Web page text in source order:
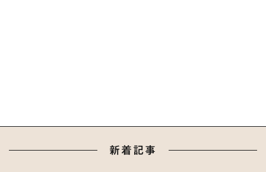
新着記事